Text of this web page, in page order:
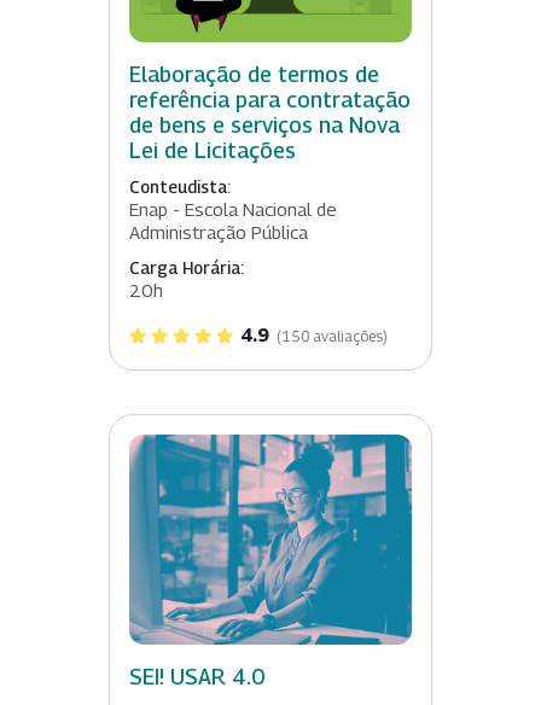
Elaboração de termos de
referência para contratação
de bens e serviços na Nova
Lei de Licitações
Conteudista:
Enap - Escola Nacional de
Administração Pública
Carga Horária:
20h
4.9 (150 avaliações)
SEI! USAR 4.0